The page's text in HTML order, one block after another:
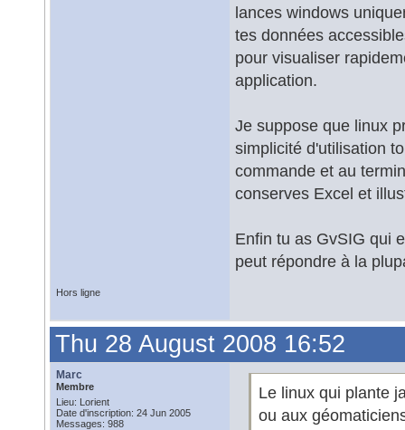
lances windows
tes données
pour visualiser
application.
Je suppose que linux
simplicité d'utilisation
commande et au
conserves Excel et
Enfin tu as GvSIG qui
peut répondre à la
Hors ligne
Thu 28 August 2008 16:52
Marc
Membre
Lieu: Lorient
Date d'inscription: 24 Jun 2005
Messages: 988
Le linux qui plante
ou aux